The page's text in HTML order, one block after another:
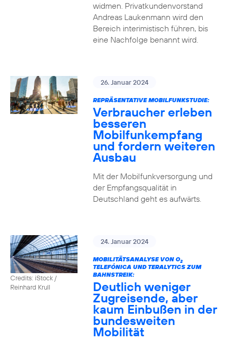
widmen. Privatkundenvorstand
Andreas Laukenmann wird den
Bereich interimistisch führen, bis
eine Nachfolge benannt wird.
26. Januar 2024
REPRÄSENTATIVE MOBILFUNKSTUDIE:
Verbraucher erleben
besseren
Mobilfunkempfang
und fordern weiteren
Ausbau
Mit der Mobilfunkversorgung und
der Empfangsqualität in
Deutschland geht es aufwärts.
Credits: iStock /
Reinhard Krull
24. Januar 2024
MOBILITÄTSANALYSE VON O2
TELEFÓNICA UND TERALYTICS ZUM
BAHNSTREIK:
Deutlich weniger
Zugreisende, aber
kaum Einbußen in der
bundesweiten
Mobilität